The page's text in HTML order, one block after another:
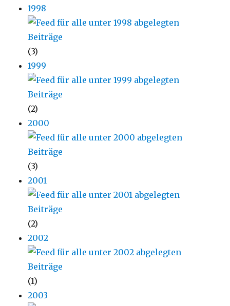
1998
(3)
1999
(2)
2000
(3)
2001
(2)
2002
(1)
2003